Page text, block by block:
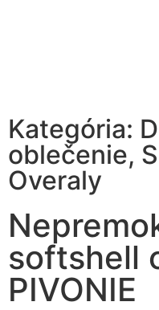
Kategória:
oblečenie,
Overaly
softshell
PIVONIE